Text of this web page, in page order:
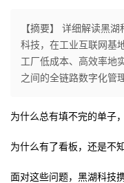
个
【摘要】 详细解读黑
科技，在工业互联网基
工厂低成本、高效率地
之间的全链路数字化管理
为什么总有填不完的单子
为什么有了看板，还是不
面对这些问题，黑湖科技